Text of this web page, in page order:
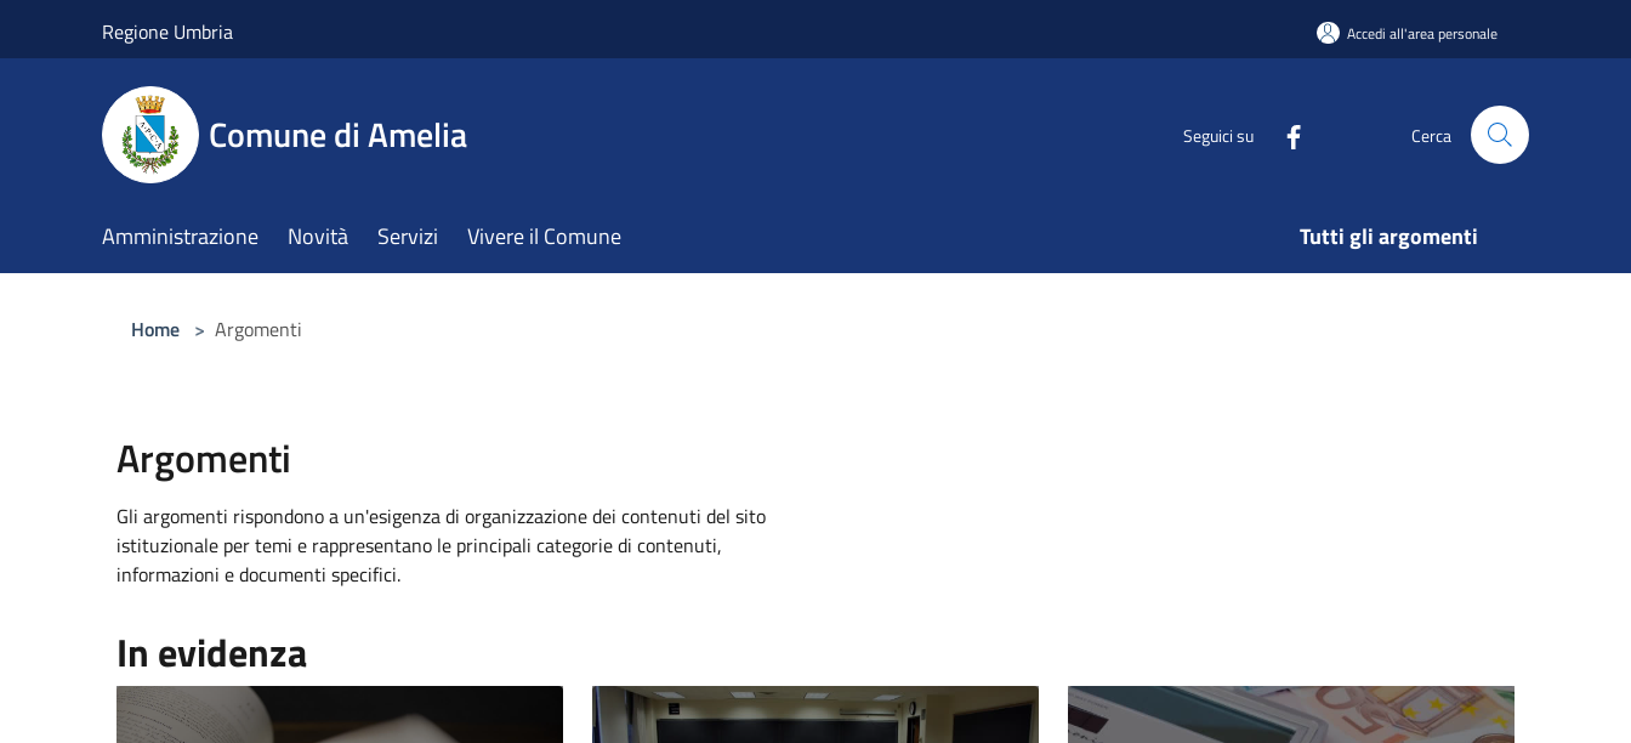
Regione Umbria Accedi all'area personale
Comune di Amelia Seguici su Cerca
Amministrazione Novità Servizi Vivere il Comune Tutti gli argomenti
Home > Argomenti
Argomenti
Gli argomenti rispondono a un'esigenza di organizzazione dei contenuti del sito
istituzionale per temi e rappresentano le principali categorie di contenuti,
informazioni e documenti specifici.
In evidenza